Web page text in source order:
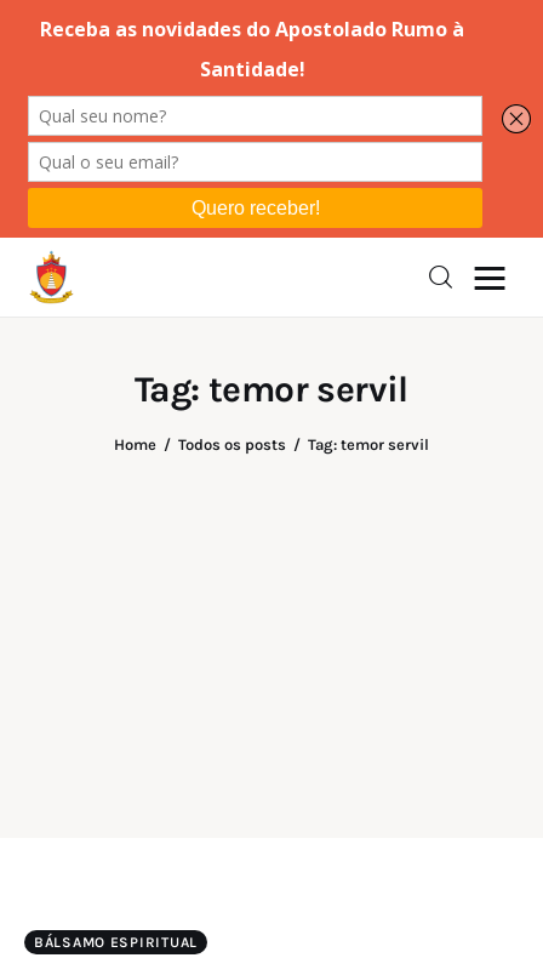
Tag: temor servil
Home Todos os posts Tag: temor servil
Editorial
Orações
BÁLSAMO ESPIRITUAL